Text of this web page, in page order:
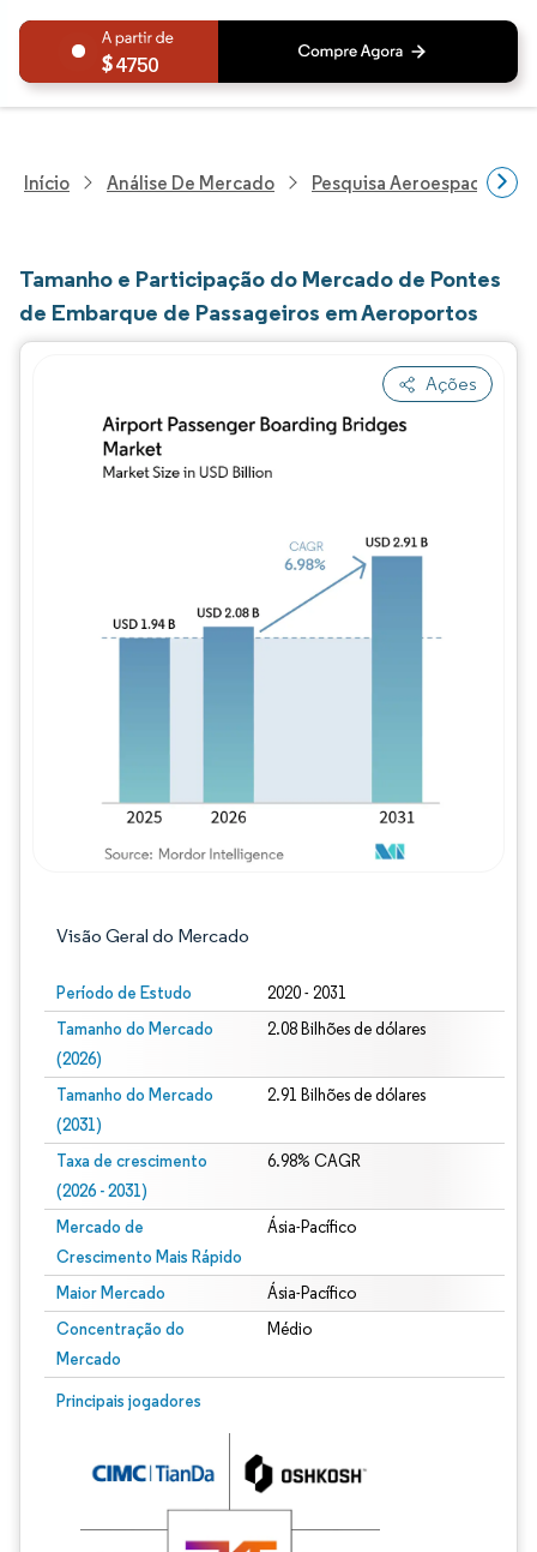
4750
Início Análise De Mercado Pesquisa Aeroespacial E
Tamanho e Participação do Mercado de Pontes
de Embarque de Passageiros em Aeroportos
Ações
Visão Geral do Mercado
Período de Estudo 2020 - 2031
Tamanho do Mercado
(2026)
2.08 Bilhões de dólares
Tamanho do Mercado
(2031)
2.91 Bilhões de dólares
Taxa de crescimento
(2026 - 2031)
6.98% CAGR
Mercado de
Crescimento Mais Rápido
Ásia-Pacífico
Maior Mercado Ásia-Pacífico
Concentração do
Mercado
Médio
Principais jogadores
Imagem © Mordor Intelligence. O reuso requer atribuição conforme CC BY 4.0.